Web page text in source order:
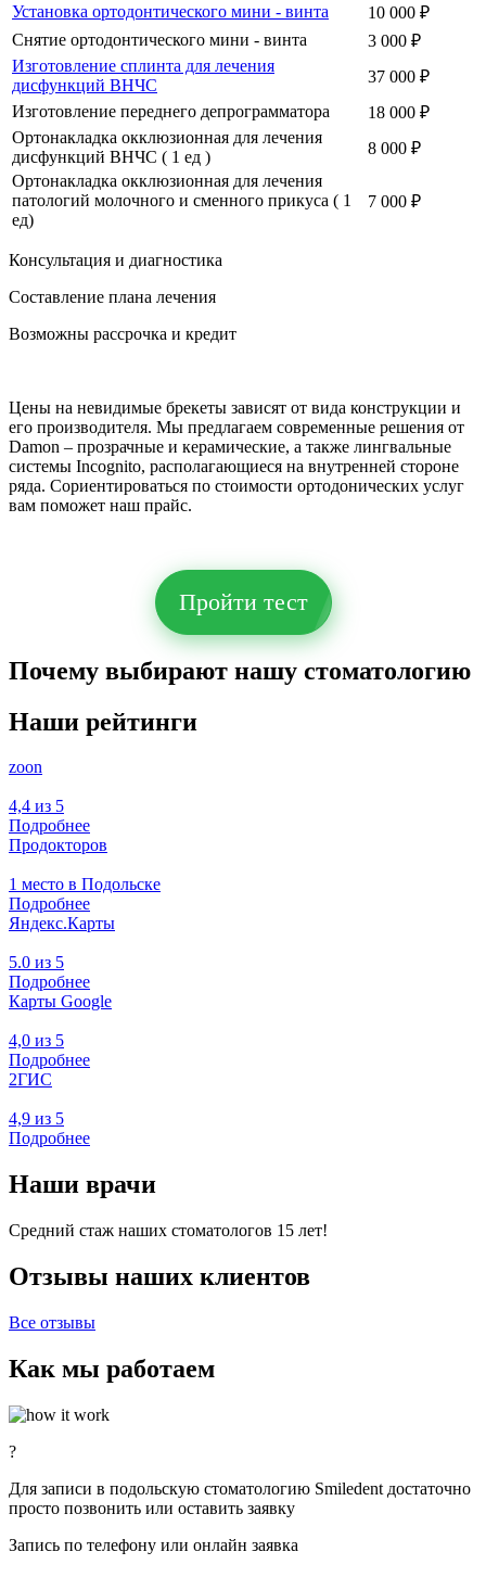
Установка ортодонтического мини - винта
10 000 ₽
Снятие ортодонтического мини - винта
3 000 ₽
Изготовление сплинта для лечения
дисфункций ВНЧС
37 000 ₽
Изготовление переднего депрограмматора
18 000 ₽
Ортонакладка окклюзионная для лечения
дисфункций ВНЧС ( 1 ед )
8 000 ₽
Ортонакладка окклюзионная для лечения
патологий молочного и сменного прикуса ( 1
ед)
7 000 ₽
Консультация и диагностика
Составление плана лечения
Возможны рассрочка и кредит
Цены на невидимые брекеты зависят от вида конструкции и
его производителя. Мы предлагаем современные решения от
Damon – прозрачные и керамические, а также лингвальные
системы Incognito, располагающиеся на внутренней стороне
ряда. Сориентироваться по стоимости ортодонических услуг
вам поможет наш прайс.
Пройти тест
Почему выбирают нашу стоматологию
Наши рейтинги
zoon
4,4 из 5
Подробнее
Продокторов
1 место в Подольске
Подробнее
Яндекс.Карты
5.0 из 5
Подробнее
Карты Google
4,0 из 5
Подробнее
2ГИС
4,9 из 5
Подробнее
Наши врачи
Средний стаж наших стоматологов 15 лет!
Отзывы наших клиентов
Все отзывы
Как мы работаем
?
Для записи в подольскую стоматологию Smiledent достаточно
просто позвонить или оставить заявку
Запись по телефону или онлайн заявка